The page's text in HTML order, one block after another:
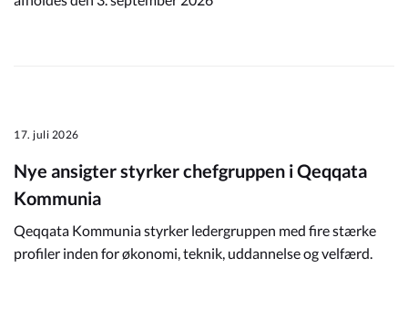
17. juli 2026
Nye ansigter styrker chefgruppen i Qeqqata
Kommunia
Qeqqata Kommunia styrker ledergruppen med fire stærke
profiler inden for økonomi, teknik, uddannelse og velfærd.